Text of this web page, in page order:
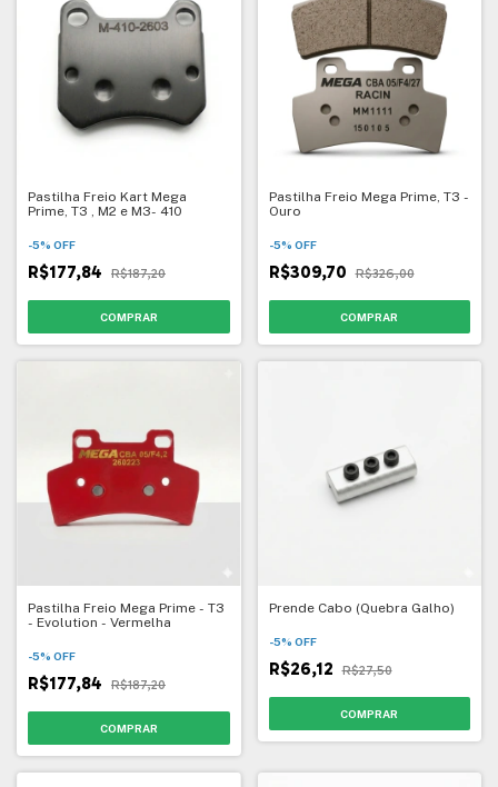
Pastilha Freio Kart Mega
Prime, T3 , M2 e M3- 410
-5% OFF
R$177,84 R$187,20
Pastilha Freio Mega Prime, T3 -
Ouro
-5% OFF
R$309,70 R$326,00
Pastilha Freio Mega Prime - T3
- Evolution - Vermelha
-5% OFF
R$177,84 R$187,20
Prende Cabo (Quebra Galho)
-5% OFF
R$26,12 R$27,50